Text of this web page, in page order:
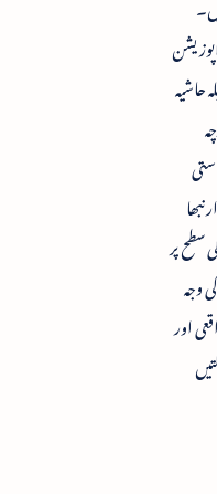
حاشیہ
نبھا
سطح پر
وجہ
اور